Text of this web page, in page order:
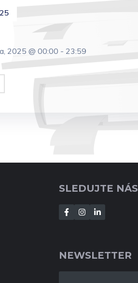
2025 @ 00:00 - 23:59
SLEDUJTE NÁS
NEWSLETTER